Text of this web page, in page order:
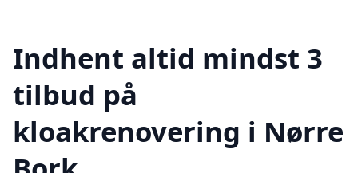
Indhent altid mindst 3
tilbud på
kloakrenovering i Nørre